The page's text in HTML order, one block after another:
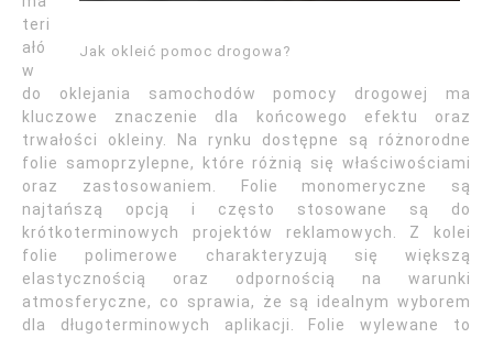
Jak okleić pomoc drogowa?
teri
ałó
w
do oklejania samochodów pomocy drogowej ma
kluczowe znaczenie dla końcowego efektu oraz
trwałości okleiny. Na rynku dostępne są różnorodne
folie samoprzylepne, które różnią się właściwościami
oraz zastosowaniem. Folie monomeryczne są
najtańszą opcją i często stosowane są do
krótkoterminowych projektów reklamowych. Z kolei
folie polimerowe charakteryzują się większą
elastycznością oraz odpornością na warunki
atmosferyczne, co sprawia, że są idealnym wyborem
dla długoterminowych aplikacji. Folie wylewane to